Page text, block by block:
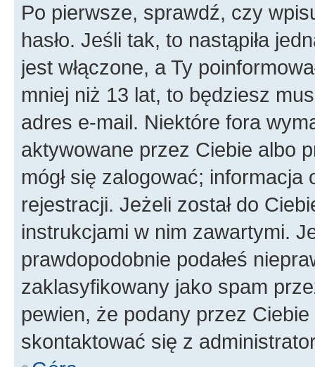
Po pierwsze, sprawdź, czy
hasło. Jeśli tak, to nastąpiła
jest włączone, a Ty
mniej niż 13 lat, to będziesz
adres e-mail. Niektóre fora
aktywowane przez Ciebie albo
mógł się zalogować;
rejestracji. Jeżeli został do
instrukcjami w nim zawartymi.
prawdopodobnie podałeś
zaklasyfikowany jako spam
pewien, że podany przez
skontaktować się z